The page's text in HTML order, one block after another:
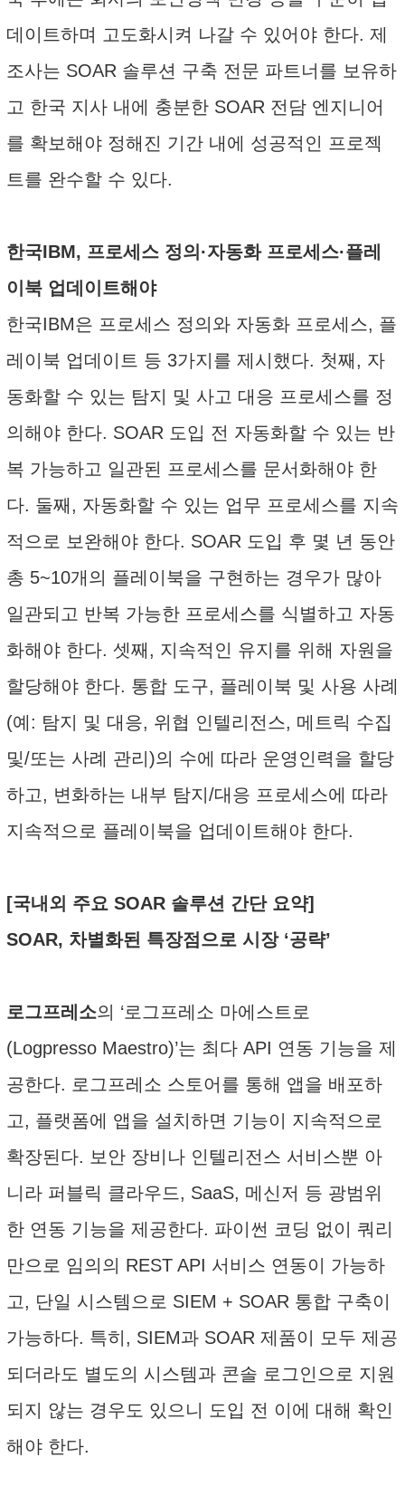
데이트하며 고도화시켜 나갈 수 있어야 한다. 제
조사는 SOAR 솔루션 구축 전문 파트너를 보유하
고 한국 지사 내에 충분한 SOAR 전담 엔지니어
를 확보해야 정해진 기간 내에 성공적인 프로젝
트를 완수할 수 있다.
한국IBM, 프로세스 정의·자동화 프로세스·플레
이북 업데이트해야
한국IBM은 프로세스 정의와 자동화 프로세스, 플
레이북 업데이트 등 3가지를 제시했다. 첫째, 자
동화할 수 있는 탐지 및 사고 대응 프로세스를 정
의해야 한다. SOAR 도입 전 자동화할 수 있는 반
복 가능하고 일관된 프로세스를 문서화해야 한
다. 둘째, 자동화할 수 있는 업무 프로세스를 지속
적으로 보완해야 한다. SOAR 도입 후 몇 년 동안
총 5~10개의 플레이북을 구현하는 경우가 많아
일관되고 반복 가능한 프로세스를 식별하고 자동
화해야 한다. 셋째, 지속적인 유지를 위해 자원을
할당해야 한다. 통합 도구, 플레이북 및 사용 사례
(예: 탐지 및 대응, 위협 인텔리전스, 메트릭 수집
및/또는 사례 관리)의 수에 따라 운영인력을 할당
하고, 변화하는 내부 탐지/대응 프로세스에 따라
지속적으로 플레이북을 업데이트해야 한다.
[국내외 주요 SOAR 솔루션 간단 요약]
SOAR, 차별화된 특장점으로 시장 ‘공략’
로그프레소의 ‘로그프레소 마에스트로
(Logpresso Maestro)’는 최다 API 연동 기능을 제
공한다. 로그프레소 스토어를 통해 앱을 배포하
고, 플랫폼에 앱을 설치하면 기능이 지속적으로
확장된다. 보안 장비나 인텔리전스 서비스뿐 아
니라 퍼블릭 클라우드, SaaS, 메신저 등 광범위
한 연동 기능을 제공한다. 파이썬 코딩 없이 쿼리
만으로 임의의 REST API 서비스 연동이 가능하
고, 단일 시스템으로 SIEM + SOAR 통합 구축이
가능하다. 특히, SIEM과 SOAR 제품이 모두 제공
되더라도 별도의 시스템과 콘솔 로그인으로 지원
되지 않는 경우도 있으니 도입 전 이에 대해 확인
해야 한다.